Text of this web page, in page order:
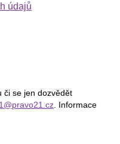
údajů
či se jen dozvědět
. Informace